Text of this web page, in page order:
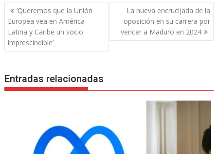
Navegación
de
entradas
‘Queremos que la Unión
Europea vea en América
Latina y Caribe un socio
imprescindible’
La nueva encrucijada de la
oposición en su carrera por
vencer a Maduro en 2024
Entradas relacionadas